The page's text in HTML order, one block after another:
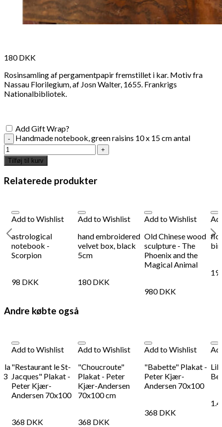
180DKK
Rosinsamling af pergamentpapir fremstillet i kar. Motiv fra
Nassau Florilegium, af Josn Walter, 1655. Frankrigs
Nationalbibliotek.
Add Gift Wrap?
Handmade notebook, green raisins 10 x 15 cm antal
Tilføj til kurv
Relaterede produkter
Add to Wishlist
astrological
notebook -
Scorpion
98 DKK
Add to Wishlist
hand embroidered
velvet box, black
5cm
180DKK
Add to Wishlist
Old Chinese wood
sculpture - The
Phoenix and the
Magical Animal
980DKK
Andre købte også
la
Add to Wishlist
"Restaurant le St-
Jacques" Plakat -
Peter Kjær-
Andersen 70x100
368 DKK
Add to Wishlist
"Choucroute"
Plakat - Peter
Kjær-Andersen
70x100 cm
368 DKK
Add to Wishlist
"Babette" Plakat -
Peter Kjær-
Andersen 70x100
368 DKK